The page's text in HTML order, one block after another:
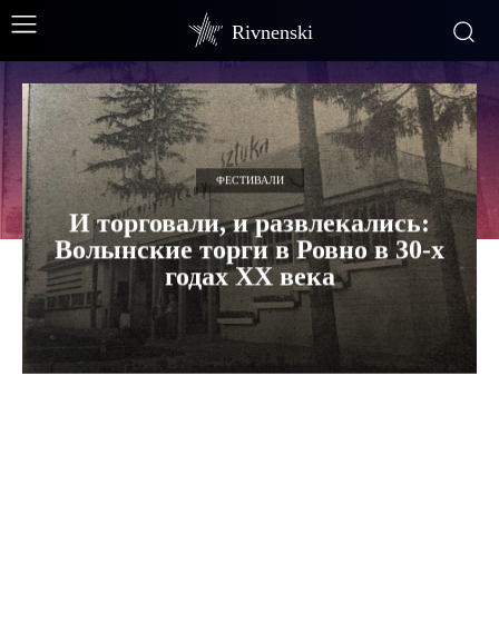
Rivnenski
ФЕСТИВАЛИ
И торговали, и развлекались:
Волынские торги в Ровно в 30-х
годах XX века